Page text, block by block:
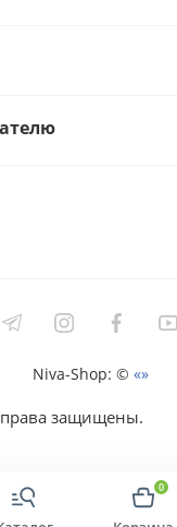
права защищены.
Niva-Shop: © «»
0